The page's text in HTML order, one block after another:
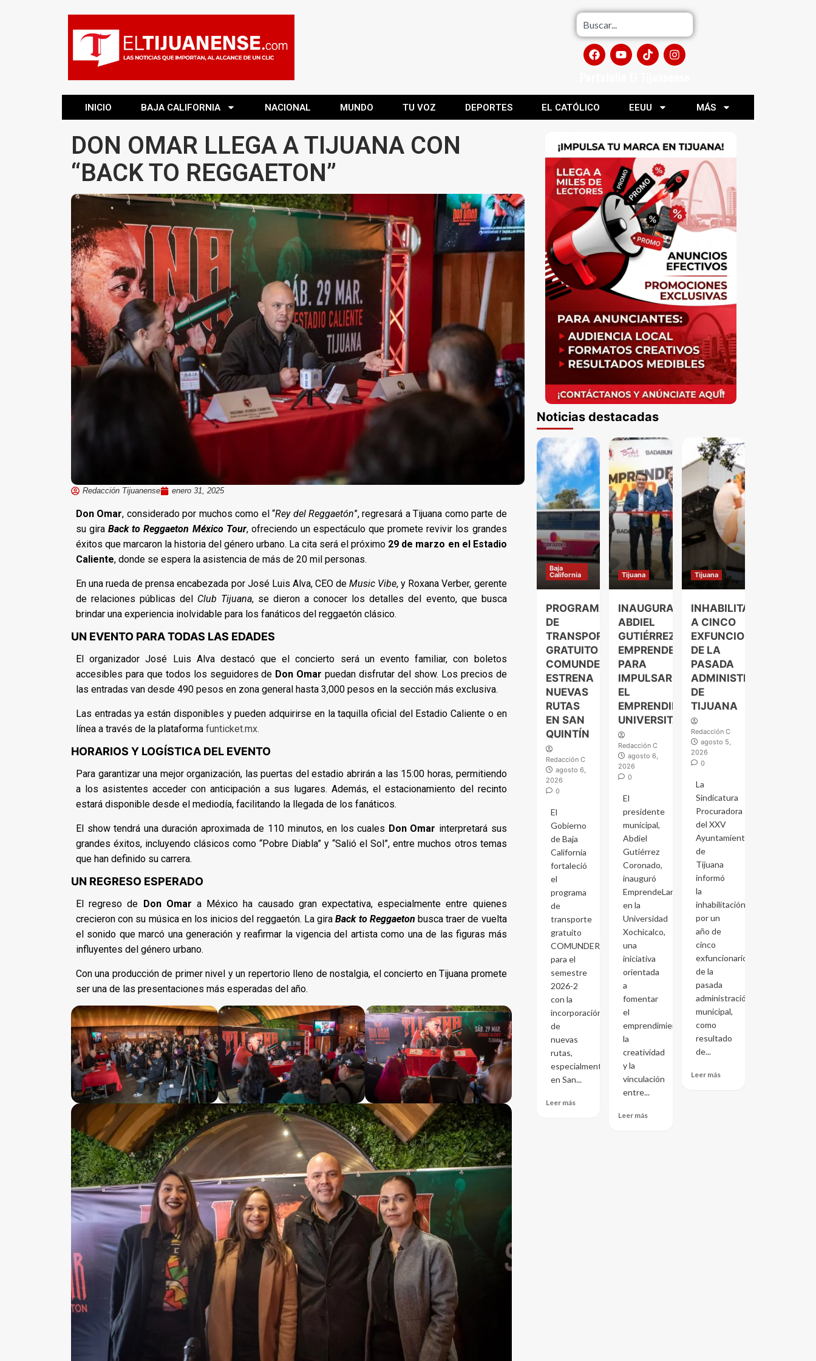
INICIO BAJA CALIFORNIA NACIONAL MUNDO TU VOZ DEPORTES EL CATÓLICO EEUU MÁS
DON OMAR LLEGA A TIJUANA CON
“BACK TO REGGAETON”
Redacción Tijuanense enero 31, 2025
Don Omar, considerado por muchos como el “Rey del Reggaetón”, regresará a Tijuana como parte de
su giraBack to Reggaeton México Tour, ofreciendo un espectáculo que promete revivir los grandes
éxitos que marcaron la historia del género urbano. La cita será el próximo 29 de marzo en el Estadio
Caliente, donde se espera la asistencia de más de 20 mil personas.
En una rueda de prensa encabezada por José Luis Alva, CEO deMusic Vibe, y Roxana Verber, gerente
de relaciones públicas del Club Tijuana, se dieron a conocer los detalles del evento, que busca
brindar una experiencia inolvidable para los fanáticos del reggaetón clásico.
UN EVENTO PARA TODAS LAS EDADES
El organizador José Luis Alva destacó que el concierto será un evento familiar, con boletos
accesibles para que todos los seguidores de Don Omar puedan disfrutar del show. Los precios de
las entradas van desde 490 pesos en zona general hasta 3,000 pesos en la sección más exclusiva.
Las entradas ya están disponibles y pueden adquirirse en la taquilla oficial del Estadio Caliente o en
línea a través de la plataforma funticket.mx.
HORARIOS Y LOGÍSTICA DEL EVENTO
Para garantizar una mejor organización, las puertas del estadio abrirán a las 15:00 horas, permitiendo
a los asistentes acceder con anticipación a sus lugares. Además, el estacionamiento del recinto
estará disponible desde el mediodía, facilitando la llegada de los fanáticos.
El show tendrá una duración aproximada de 110 minutos, en los cuales Don Omar interpretará sus
grandes éxitos, incluyendo clásicos como “Pobre Diabla” y “Salió el Sol”, entre muchos otros temas
que han definido su carrera.
UN REGRESO ESPERADO
El regreso de Don Omar a México ha causado gran expectativa, especialmente entre quienes
crecieron con su música en los inicios del reggaetón. La giraBack to Reggaeton busca traer de vuelta
el sonido que marcó una generación y reafirmar la vigencia del artista como una de las figuras más
influyentes del género urbano.
Con una producción de primer nivel y un repertorio lleno de nostalgia, el concierto en Tijuana promete
ser una de las presentaciones más esperadas del año.
Noticias destacadas
Baja
California
PROGRAMA
DE
TRANSPORTE
GRATUITO
COMUNDER
ESTRENA
NUEVAS
RUTAS
EN SAN
QUINTÍN
Redacción C
agosto 6,
2026
0
El
Gobierno
de Baja
California
fortaleció
el
programa
de
transporte
gratuito
COMUNDER
para el
semestre
2026-2
con la
incorporación
de
nuevas
rutas,
especialmente
en San...
Leer más
Tijuana
INAUGURA
ABDIEL
GUTIÉRREZ
EMPRENDELAND
PARA
IMPULSAR
EL
EMPRENDIMIENTO
UNIVERSITARIO
Redacción C
agosto 6,
2026
0
El
presidente
municipal,
Abdiel
Gutiérrez
Coronado,
inauguró
EmprendeLand
en la
Universidad
Xochicalco,
una
iniciativa
orientada
a
fomentar
el
emprendimiento,
la
creatividad
y la
vinculación
entre...
Leer más
Tijuana
INHABILITAN
A CINCO
EXFUNCIONARIOS
DE LA
PASADA
ADMINISTRACIÓN
DE
TIJUANA
Redacción C
agosto 5,
2026
0
La
Sindicatura
Procuradora
del XXV
Ayuntamiento
de
Tijuana
informó
la
inhabilitación
por un
año de
cinco
exfuncionarios
de la
pasada
administración
municipal,
como
resultado
de...
Leer más